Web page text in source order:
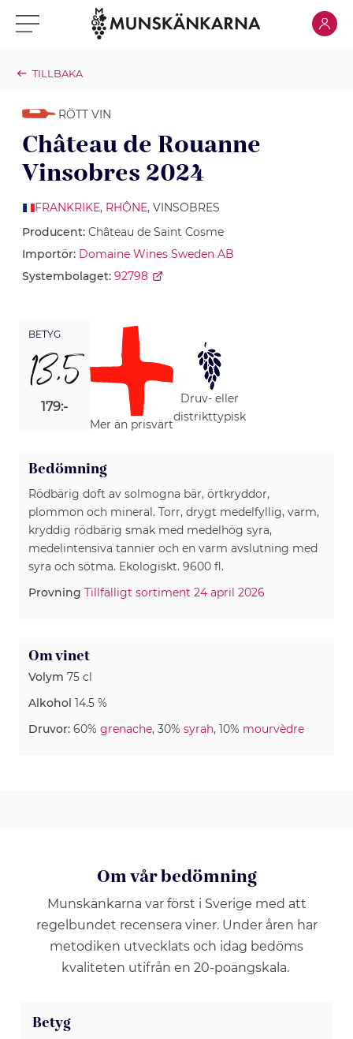
Klicka för meny Klicka
TILLBAKA
RÖTT VIN
Château de Rouanne
Vinsobres 2024
FRANKRIKE, RHÔNE, VINSOBRES
Producent: Château de Saint Cosme
Importör: Domaine Wines Sweden AB
Systembolaget: 92798
BETYG
13,5
179:-
Mer än prisvärt
Druv- eller
distrikttypisk
Bedömning
Rödbärig doft av solmogna bär, örtkryddor,
plommon och mineral. Torr, drygt medelfyllig, varm,
kryddig rödbärig smak med medelhög syra,
medelintensiva tannier och en varm avslutning med
syra och sötma. Ekologiskt. 9600 fl.
Provning Tillfälligt sortiment 24 april 2026
Om vinet
Volym 75 cl
Alkohol 14.5 %
Druvor: 60% grenache, 30% syrah, 10% mourvèdre
Om vår bedömning
Munskänkarna var först i Sverige med att
regelbundet recensera viner. Under åren har
metodiken utvecklats och idag bedöms
kvaliteten utifrån en 20-poängskala.
Betyg